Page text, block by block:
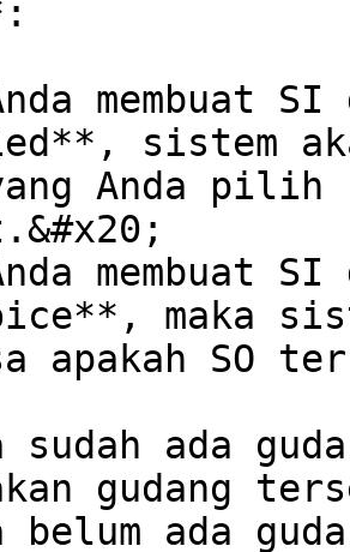
membuat
sistem
Anda pilih
membuat
maka
apakah SO
gudang